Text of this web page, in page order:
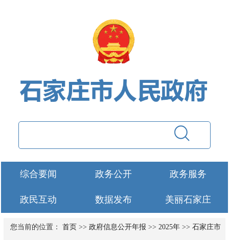
综合要闻 政务公开 政务服务
政民互动 数据发布 美丽石家庄
您当前的位置： 首页 >> 政府信息公开年报 >> 2025年>> 石家庄市